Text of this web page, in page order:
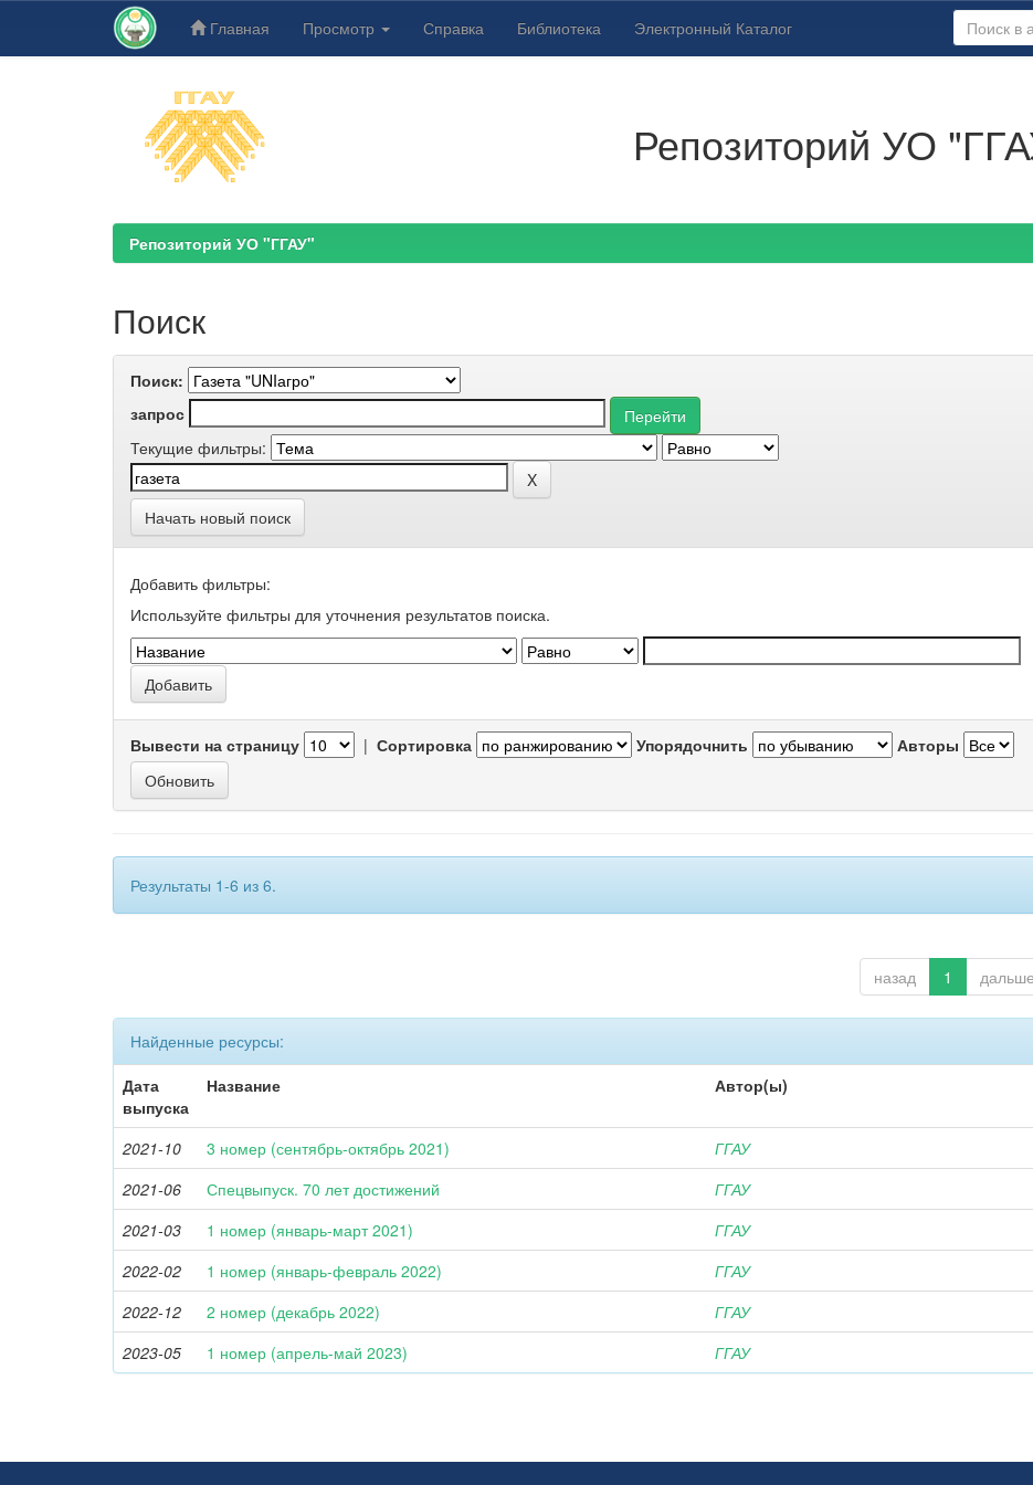
Главная Просмотр Справка Библиотека Электронный Каталог
Репозиторий УО
Репозиторий УО "ГГАУ"
Поиск
Поиск:
запрос
Текущие фильтры:
Начать новый поиск
Добавить фильтры:
Используйте фильтры для уточнения результатов поиска.
Вывести на страницу | Сортировка Упорядочнить Авторы
Результаты 1-6 из 6.
назад 1 дальше
Найденные ресурсы:
Дата
выпуска
Название Автор(ы)
2021-10 3 номер (сентябрь-октябрь 2021)
ГГАУ
2021-06
Спецвыпуск. 70 лет достижений
ГГАУ
2021-03
1 номер (январь-март 2021)
ГГАУ
2022-02
1 номер (январь-февраль 2022)
ГГАУ
2022-12
2 номер (декабрь 2022)
ГГАУ
2023-05
1 номер (апрель-май 2023) ГГАУ